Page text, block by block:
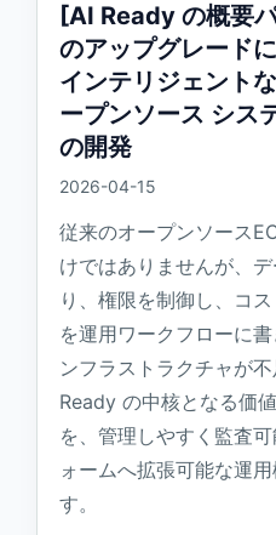
[AI Ready の概要
のアップグレード
インテリジェント
ープンソース シス
の開発
2026-04-15
従来のオープンソース
けではありませんが、
り、権限を制御し、コ
を運用ワークフローに
ンフラストラクチャが
Ready の中核となる価
を、管理しやすく監査
ォームへ拡張可能な運
す。